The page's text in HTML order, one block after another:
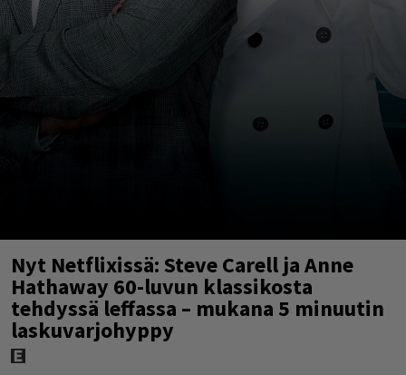
Nyt Netflixissä: Steve Carell ja Anne
Hathaway 60-luvun klassikosta
tehdyssä leffassa – mukana 5 minuutin
laskuvarjohyppy